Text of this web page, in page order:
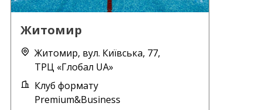
Житомир
Житомир, вул. Київська, 77,
ТРЦ «Глобал UA»
Клуб формату
Premium&Business